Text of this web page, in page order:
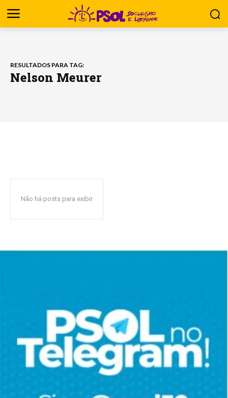
RESULTADOS PARA TAG:
Nelson Meurer
Não há posts para exibir